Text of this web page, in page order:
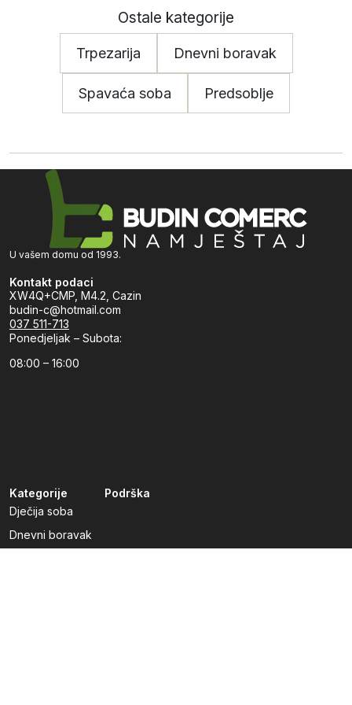
Ostale kategorije
Trpezarija Dnevni boravak
Spavaća soba Predsoblje
U vašem domu od 1993.
Kontakt podaci
XW4Q+CMP, M4.2, Cazin
budin-c@hotmail.com
037 511-713
Ponedjeljak – Subota:
08:00 – 16:00
Kategorije
Dječija soba
Dnevni boravak
Podrška